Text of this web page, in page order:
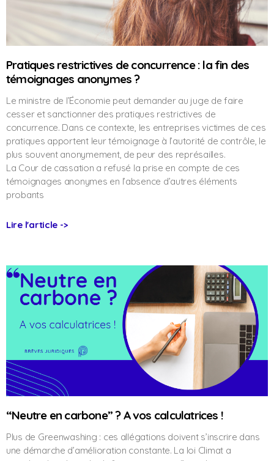
Pratiques restrictives de concurrence : la fin des
témoignages anonymes ?
Le ministre de l’Économie peut demander au juge de faire
cesser et sanctionner des pratiques restrictives de
concurrence. Dans ce contexte, les entreprises victimes de ces
pratiques apportent leur témoignage à l’autorité de contrôle, le
plus souvent anonymement, de peur des représailles.
La Cour de cassation a refusé la prise en compte de ces
témoignages anonymes en l’absence d’autres éléments
probants
Lire l'article ->
“Neutre en carbone” ? A vos calculatrices !
Plus de Greenwashing : ces allégations doivent s’inscrire dans
une démarche d’amélioration constante. La loi Climat a